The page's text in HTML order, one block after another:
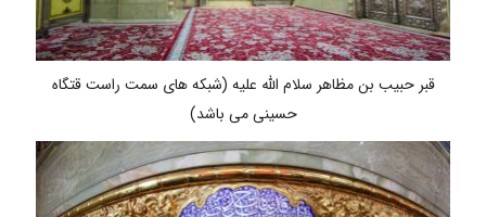
قبر حبیب بن مظاهر سلام الله علیه (شبکه های سمت راست قتگاه
حسینی می باشد)